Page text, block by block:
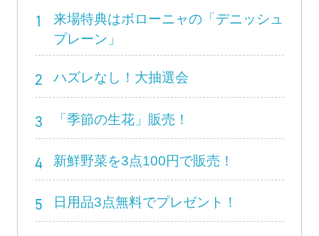
1
来場特典はボローニャの「デニッシュ
プレーン」
2 ハズレなし！大抽選会
3 「季節の生花」販売！
4 新鮮野菜を3点100円で販売！
5 日用品3点無料でプレゼント！